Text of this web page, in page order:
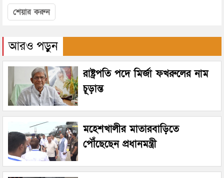
শেয়ার করুন
আরও পড়ুন
রাষ্ট্রপতি পদে মির্জা ফখরুলের নাম
চূড়ান্ত
মহেশখালীর মাতারবাড়িতে
পৌঁছেছেন প্রধানমন্ত্রী